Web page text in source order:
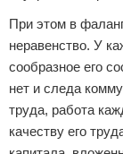
При этом в
неравенство. У
сообразное его
нет и следа
труда, работа
качеству его